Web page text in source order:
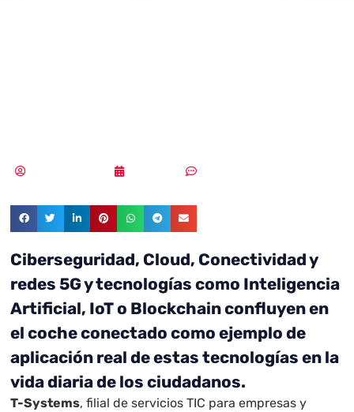
Ciberseguridad, Cloud, Conectividad y
redes 5G y tecnologías como Inteligencia
Artificial, IoT o Blockchain confluyen en
el coche conectado como ejemplo de
aplicación real de estas tecnologías en la
vida diaria de los ciudadanos.
T-Systems, filial de servicios TIC para empresas y